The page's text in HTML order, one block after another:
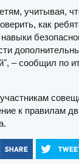
учитывая,
как
– сообщил по
к правилам